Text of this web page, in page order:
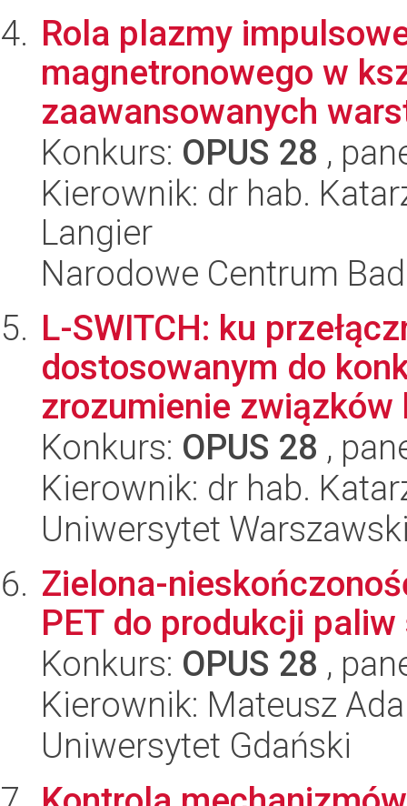
Rola plazmy
magnetronowego w
zaawansowanych
Konkurs: OPUS 28 ,
Kierownik: dr hab.
Langier
Narodowe Centrum
L-SWITCH: ku
dostosowanym do
zrozumienie
Konkurs: OPUS 28 ,
Kierownik: dr hab.
Uniwersytet
Zielona-
PET do produkcji paliw
Konkurs: OPUS 28 ,
Kierownik: Mateusz
Uniwersytet Gdański